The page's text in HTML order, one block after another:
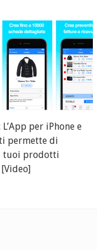
per iPhone e
permette di
tuoi prodotti